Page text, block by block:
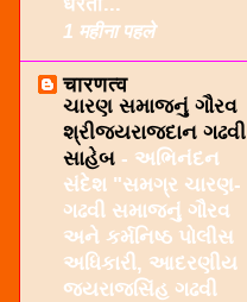
1 महीना पहले
चारणत्व
ચારણ સમાજનું ગૌરવ
શ્રીજયરાજદાન ગઢવી
સાહેબ - અભિનંદન
સંદેશ "સમગ્ર ચારણ-
ગઢવી સમાજનું ગૌરવ
અને કર્મનિષ્ઠ પોલીસ
અધિકારી, આદરણીય
જયરાજસિંહ ગઢવી